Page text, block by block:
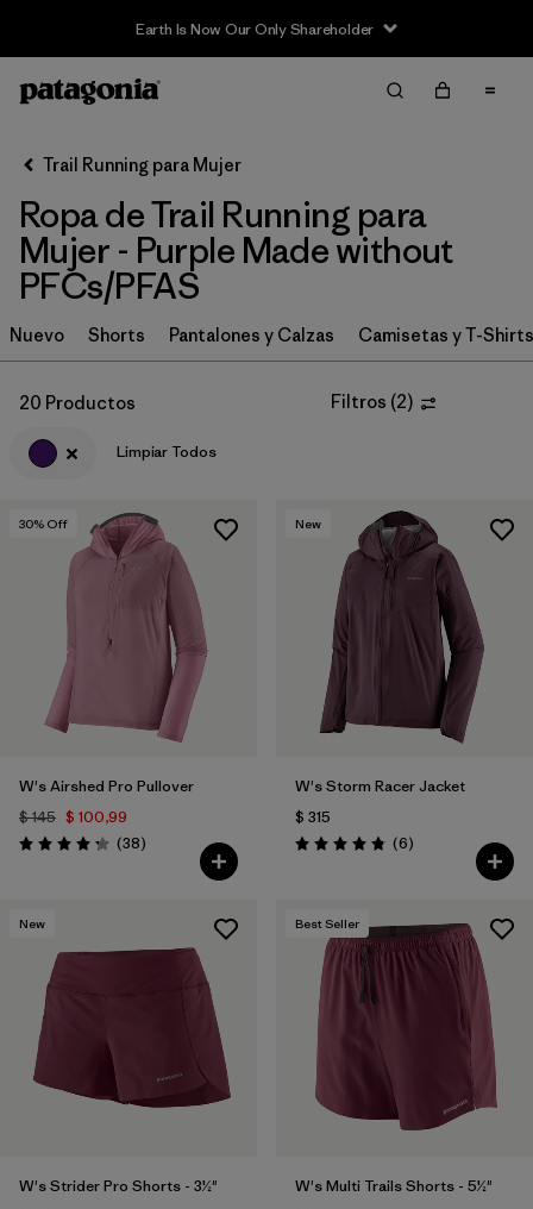
Filter & Sort
Ordenar Por
Filtrar por
Category
Filtrar por
Price
Filtrar por
Fit
Filtrar por
Materials & Fabric
Trail Running para Mujer
Ropa de Trail Running para
Mujer - Purple Made without
PFCs/PFAS
Nuevo Shorts Pantalones y Calzas Camisetas y T-Shirts
20 Productos Filtros (2)
Limpiar Todos
30% Off
W's Airshed Pro Pullover
$ 145 $ 100,99
Valoración: 4.2 / 5
(38Comentarios
)
New
W's Storm Racer Jacket
$ 315
Valoración: 4.8 / 5
(6Comentarios
)
New
W's Strider Pro Shorts - 3½"
Best Seller
W's Multi Trails Shorts - 5½"